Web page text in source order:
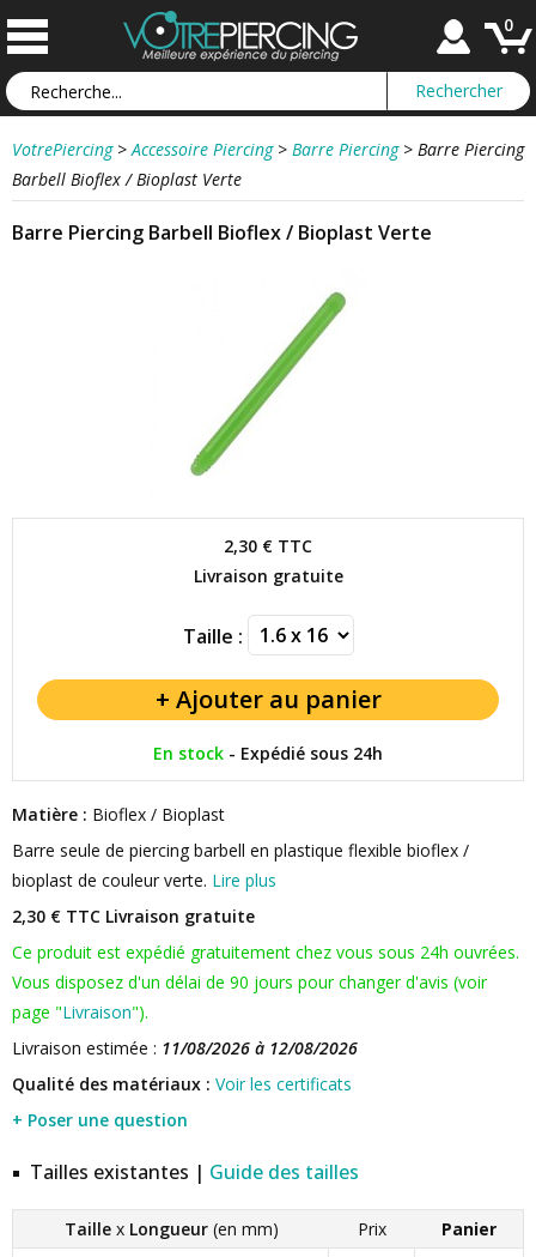
0
VotrePiercing > Accessoire Piercing > Barre Piercing > Barre Piercing
Barbell Bioflex / Bioplast Verte
Barre Piercing Barbell Bioflex / Bioplast Verte
2,30 € TTC
Livraison gratuite
Taille :
En stock - Expédié sous 24h
Matière : Bioflex / Bioplast
Barre seule de piercing barbell en plastique flexible bioflex /
bioplast de couleur verte. Lire plus
2,30 € TTC Livraison gratuite
Ce produit est expédié gratuitement chez vous sous 24h ouvrées.
Vous disposez d'un délai de 90 jours pour changer d'avis (voir
page "Livraison").
Livraison estimée : 11/08/2026 à 12/08/2026
Qualité des matériaux : Voir les certificats
+ Poser une question
Tailles existantes | Guide des tailles
Taille x Longueur (en mm) Prix Panier